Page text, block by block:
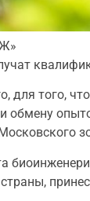
для того,
обмену